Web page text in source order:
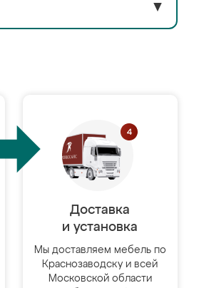
▼
Доставка
и установка
Мы доставляем мебель по
Краснозаводску и всей
Московской области